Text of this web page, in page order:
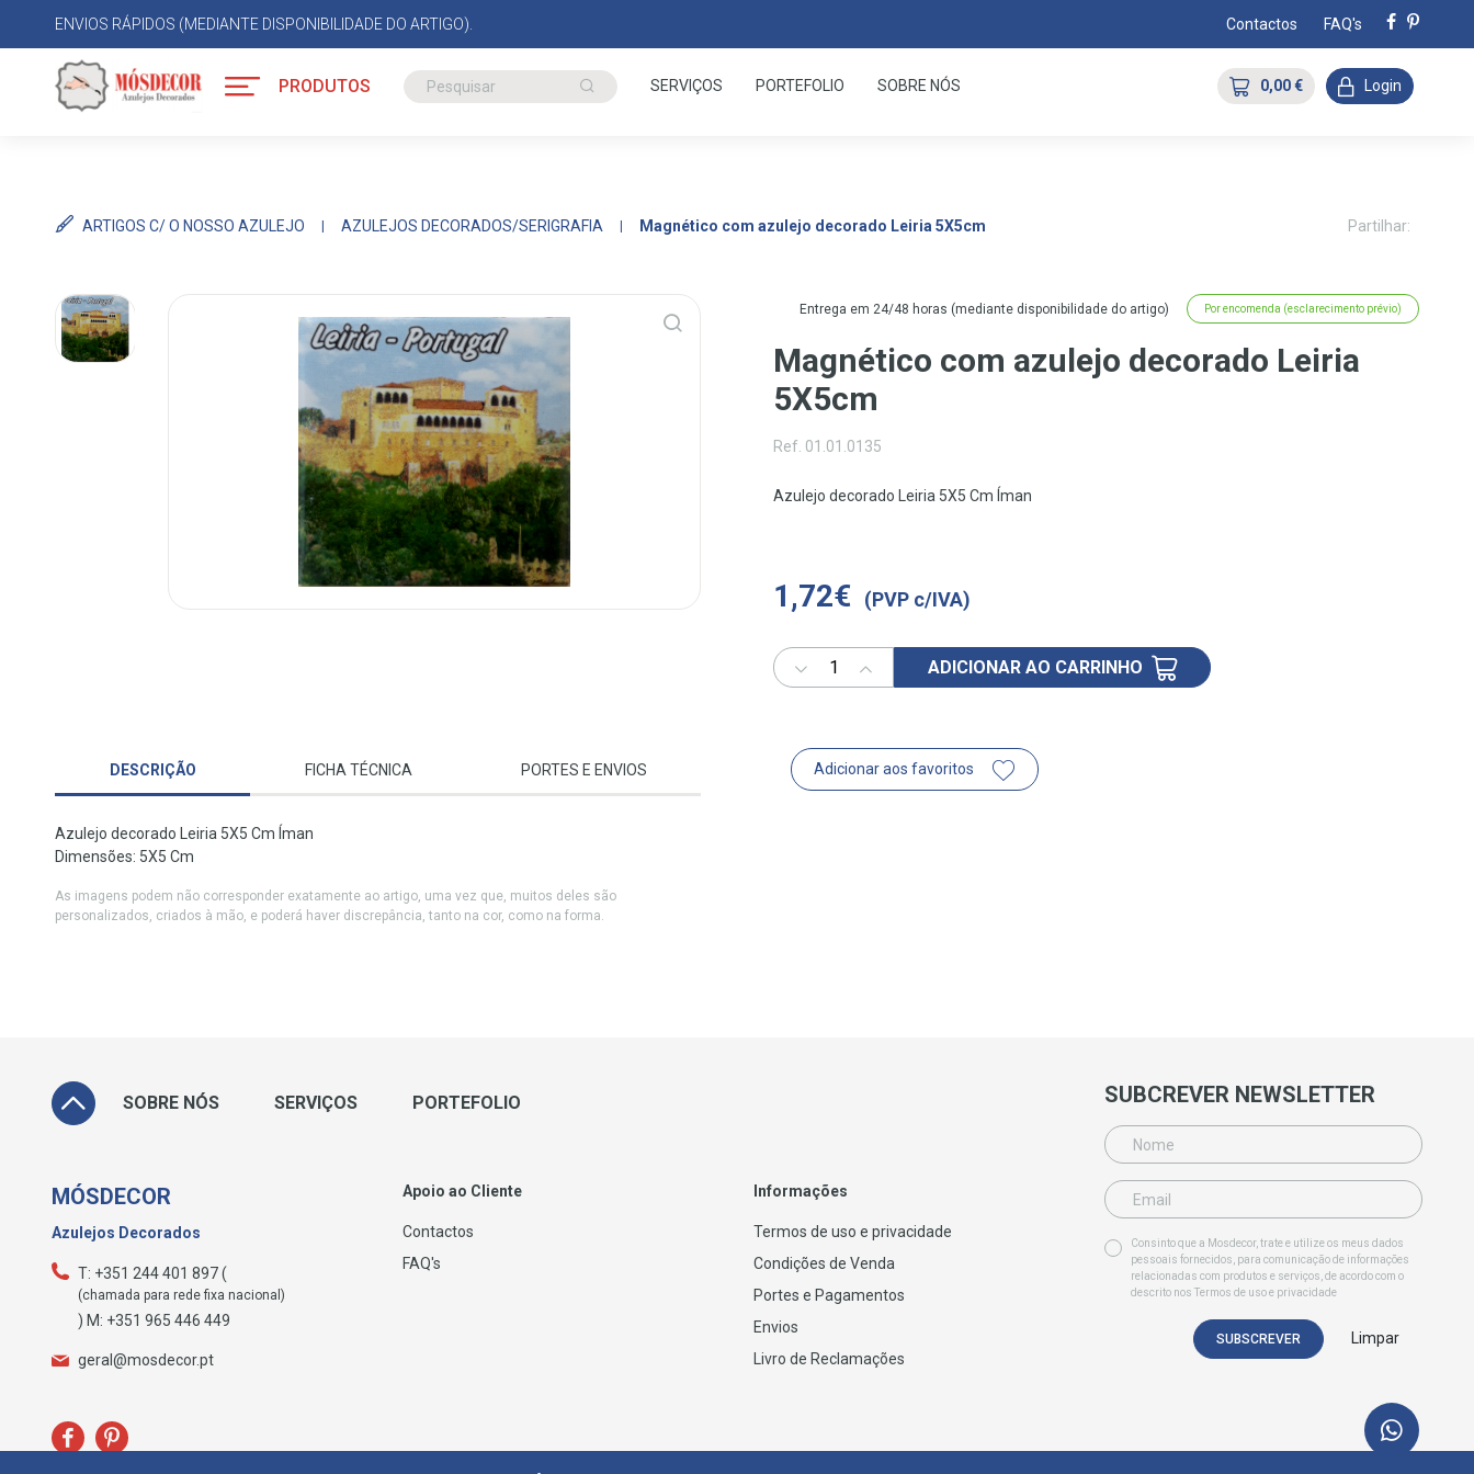
ENVIOS RÁPIDOS (MEDIANTE DISPONIBILIDADE DO ARTIGO). Contactos FAQ's
PRODUTOS SERVIÇOS PORTEFOLIO SOBRE NÓS 0,00 € Login
ARTIGOS C/ O NOSSO AZULEJO AZULEJOS DECORADOS/SERIGRAFIA Magnético com azulejo decorado Leiria 5X5cm Partilhar:
Entrega em 24/48 horas (mediante disponibilidade do artigo) Por encomenda (esclarecimento prévio)
Magnético com azulejo decorado Leiria
5X5cm
Ref. 01.01.0135
Azulejo decorado Leiria 5X5 Cm Íman
1,72€ (PVP c/IVA)
ADICIONAR AO CARRINHO
DESCRIÇÃO FICHA TÉCNICA PORTES E ENVIOS
Azulejo decorado Leiria 5X5 Cm Íman
Dimensões: 5X5 Cm
As imagens podem não corresponder exatamente ao artigo, uma vez que, muitos deles são
personalizados, criados à mão, e poderá haver discrepância, tanto na cor, como na forma.
Adicionar aos favoritos
SOBRE NÓS SERVIÇOS PORTEFOLIO
MÓSDECOR
Azulejos Decorados
T: +351 244 401 897 (
(chamada para rede fixa nacional)
) M: +351 965 446 449
geral@mosdecor.pt
Apoio ao Cliente
Contactos
FAQ's
Informações
Termos de uso e privacidade
Condições de Venda
Portes e Pagamentos
Envios
Livro de Reclamações
SUBCREVER NEWSLETTER
Consinto que a Mosdecor, trate e utilize os meus dados
pessoais fornecidos, para comunicação de informações
relacionadas com produtos e serviços, de acordo com o
descrito nos Termos de uso e privacidade
SUBSCREVER Limpar